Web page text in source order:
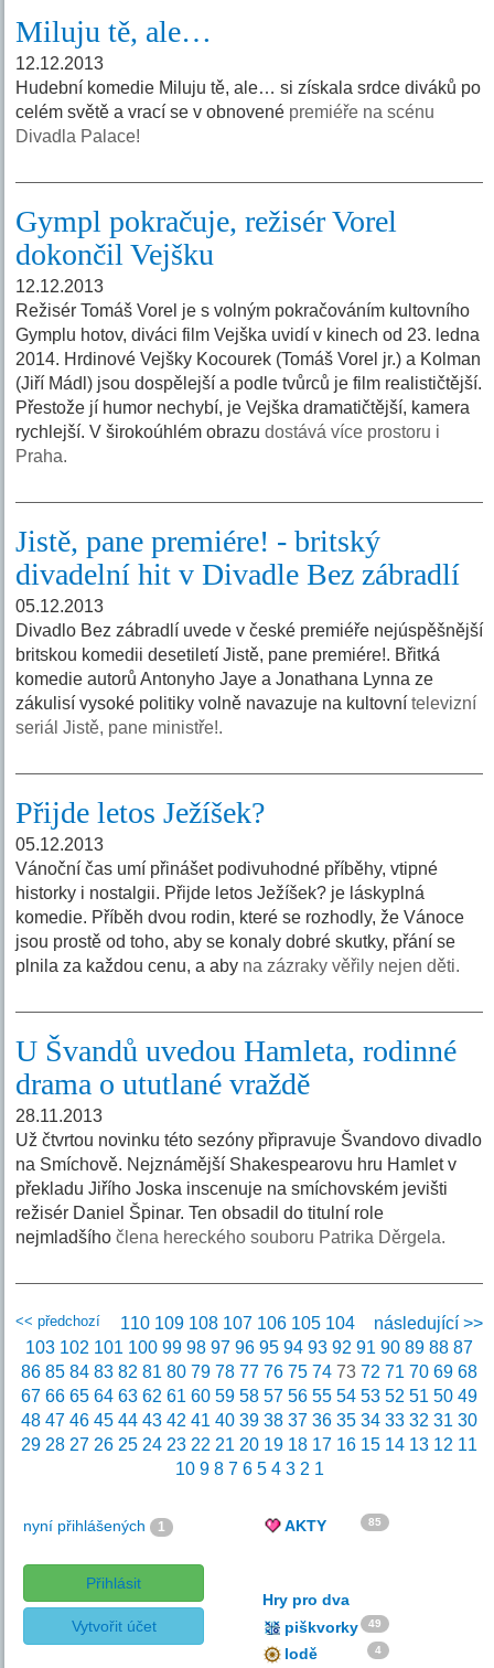
Miluju tě, ale…
12.12.2013
Hudební komedie Miluju tě, ale… si získala srdce diváků po
celém světě a vrací se v obnovené premiéře na scénu
Divadla Palace!
Gympl pokračuje, režisér Vorel
dokončil Vejšku
12.12.2013
Režisér Tomáš Vorel je s volným pokračováním kultovního
Gymplu hotov, diváci film Vejška uvidí v kinech od 23. ledna
2014. Hrdinové Vejšky Kocourek (Tomáš Vorel jr.) a Kolman
(Jiří Mádl) jsou dospělejší a podle tvůrců je film realističtější.
Přestože jí humor nechybí, je Vejška dramatičtější, kamera
rychlejší. V širokoúhlém obrazudostává více prostoru i
Praha.
Jistě, pane premiére! - britský
divadelní hit v Divadle Bez zábradlí
05.12.2013
Divadlo Bez zábradlí uvede v české premiéře nejúspěšnější
britskou komedii desetiletí Jistě, pane premiére!. Břitká
komedie autorů Antonyho Jaye a Jonathana Lynna ze
zákulisí vysoké politiky volně navazuje na kultovnítelevizní
seriál Jistě, pane ministře!.
Přijde letos Ježíšek?
05.12.2013
Vánoční čas umí přinášet podivuhodné příběhy, vtipné
historky i nostalgii. Přijde letos Ježíšek? je láskyplná
komedie. Příběh dvou rodin, které se rozhodly, že Vánoce
jsou prostě od toho, aby se konaly dobré skutky, přání se
plnila za každou cenu, a aby na zázraky věřily nejen děti.
U Švandů uvedou Hamleta, rodinné
drama o ututlané vraždě
28.11.2013
Už čtvrtou novinku této sezóny připravuje Švandovo divadlo
na Smíchově. Nejznámější Shakespearovu hru Hamlet v
překladu Jiřího Joska inscenuje na smíchovském jevišti
režisér Daniel Špinar. Ten obsadil do titulní role
nejmladšíhočlena hereckého souboru Patrika Děrgela.
<< předchozí následující >>
110 109 108 107 106 105 104
103 102 101 100 99 98 97 96 95 94 93 92 91 90 89 88 87
86 85 84 83 82 81 80 79 78 77 76 75 74 7372 71 70 69 68
67 66 65 64 63 62 61 60 59 58 57 56 55 54 53 52 51 50 49
48 47 46 45 44 43 42 41 40 39 38 37 36 35 34 33 32 31 30
29 28 27 26 25 24 23 22 21 20 19 18 17 16 15 14 13 12 11
10 9 8 7 6 5 4 3 2 1
nyní přihlášených 1
Přihlásit
Vytvořit účet
AKTY 85
Hry pro dva
piškvorky
49
lodě 4